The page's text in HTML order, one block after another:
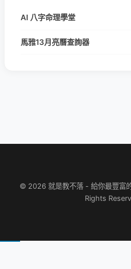
AI 八字命理學堂
馬雅13月亮曆查詢器
© 2026 就是教不落 - 給你最豐富
Rights